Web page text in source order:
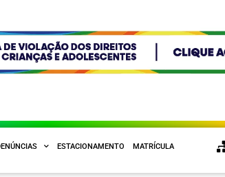
ESTACIONAMENTO MATRÍCULA